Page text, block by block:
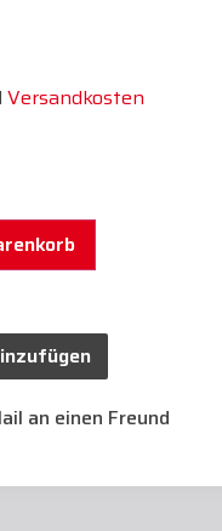
Versandkosten
an einen Freund